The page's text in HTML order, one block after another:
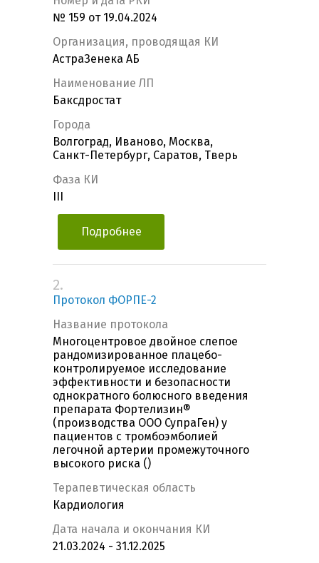
№ 159 от 19.04.2024
Организация, проводящая КИ
АстраЗенека АБ
Наименование ЛП
Баксдростат
Города
Волгоград, Иваново, Москва,
Санкт-Петербург, Саратов, Тверь
Фаза КИ
Подробнее
2.
Протокол ФОРПЕ-2
Название протокола
Многоцентровое двойное слепое
рандомизированное плацебо-
контролируемое исследование
эффективности и безопасности
однократного болюсного введения
препарата Фортелизин®
(производства ООО СупраГен) у
пациентов с тромбоэмболией
легочной артерии промежуточного
высокого риска ()
Терапевтическая область
Кардиология
Дата начала и окончания КИ
21.03.2024 - 31.12.2025